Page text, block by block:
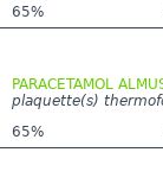
65%
PARACETAMOL
plaquette(s)
65%